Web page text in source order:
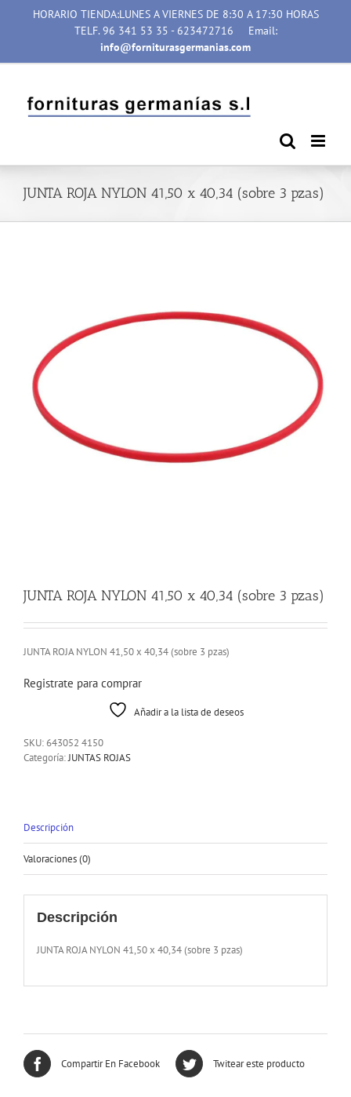
HORARIO TIENDA:LUNES A VIERNES DE 8:30 A 17:30 HORAS
TELF. 96 341 53 35 - 623472716
Email:
info@forniturasgermanias.com
JUNTA ROJA NYLON 41,50 x 40,34 (sobre 3 pzas)
JUNTA ROJA NYLON 41,50 x 40,34 (sobre 3 pzas)
JUNTA ROJA NYLON 41,50 x 40,34 (sobre 3 pzas)
Registrate para comprar
Añadir a la lista de deseos
SKU:643052 4150
Categoría:JUNTAS ROJAS
Descripción
Valoraciones (0)
Descripción
JUNTA ROJA NYLON 41,50 x 40,34 (sobre 3 pzas)
Compartir En Facebook Twitear este producto